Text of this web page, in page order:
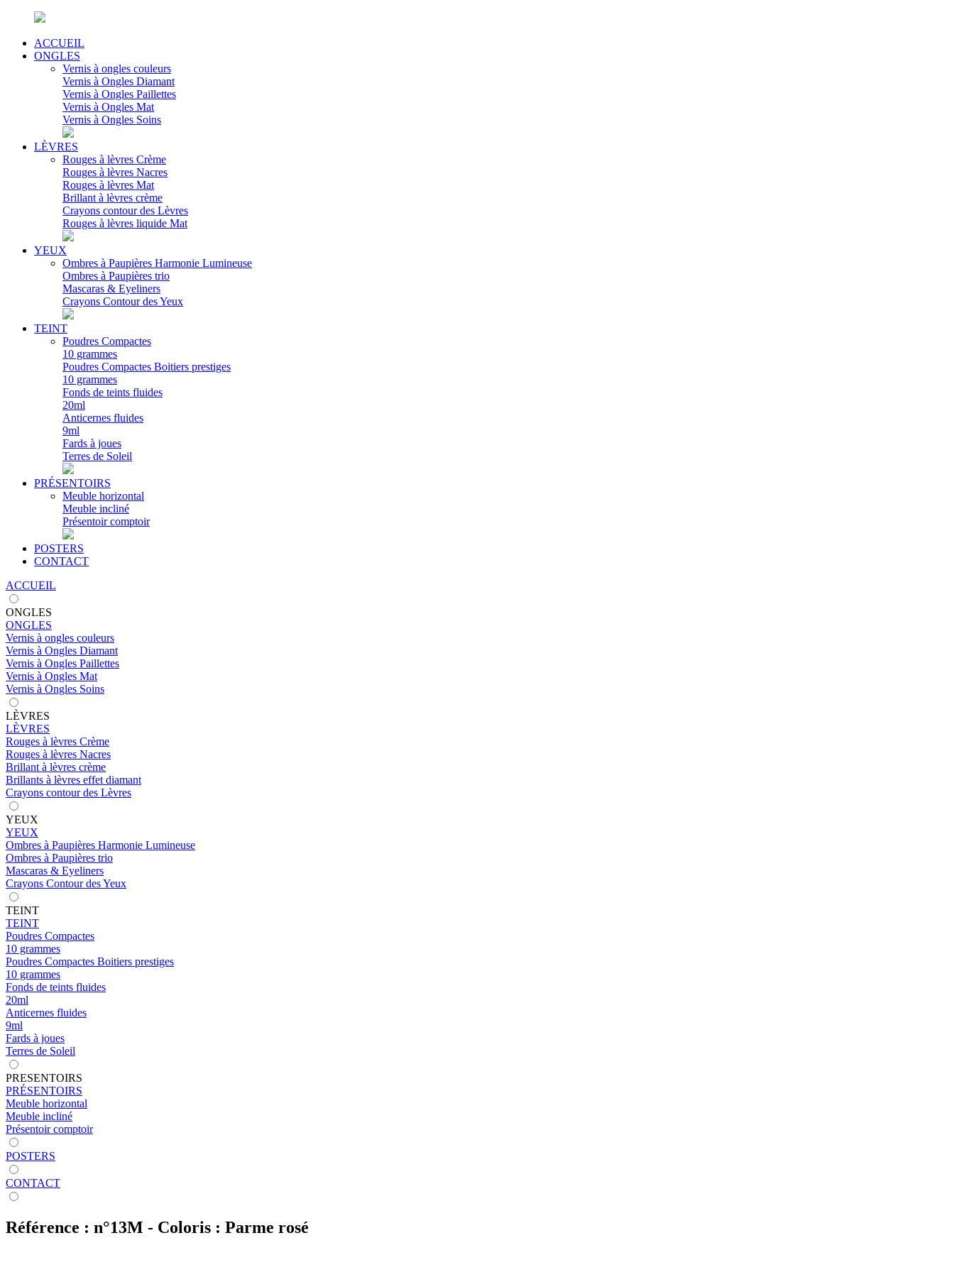
ACCUEIL
ONGLES
Vernis à ongles couleurs
Vernis à Ongles Diamant
Vernis à Ongles Paillettes
Vernis à Ongles Mat
Vernis à Ongles Soins
LÈVRES
Rouges à lèvres Crème
Rouges à lèvres Nacres
Rouges à lèvres Mat
Brillant à lèvres crème
Crayons contour des Lèvres
Rouges à lèvres liquide Mat
YEUX
Ombres à Paupières Harmonie Lumineuse
Ombres à Paupières trio
Mascaras & Eyeliners
Crayons Contour des Yeux
TEINT
Poudres Compactes
10 grammes
Poudres Compactes Boitiers prestiges
10 grammes
Fonds de teints fluides
20ml
Anticernes fluides
9ml
Fards à joues
Terres de Soleil
PRÉSENTOIRS
Meuble horizontal
Meuble incliné
Présentoir comptoir
POSTERS
CONTACT
ACCUEIL
ONGLES
ONGLES
Vernis à ongles couleurs
Vernis à Ongles Diamant
Vernis à Ongles Paillettes
Vernis à Ongles Mat
Vernis à Ongles Soins
LÈVRES
LÈVRES
Rouges à lèvres Crème
Rouges à lèvres Nacres
Brillant à lèvres crème
Brillants à lèvres effet diamant
Crayons contour des Lèvres
YEUX
YEUX
Ombres à Paupières Harmonie Lumineuse
Ombres à Paupières trio
Mascaras & Eyeliners
Crayons Contour des Yeux
TEINT
TEINT
Poudres Compactes
10 grammes
Poudres Compactes Boitiers prestiges
10 grammes
Fonds de teints fluides
20ml
Anticernes fluides
9ml
Fards à joues
Terres de Soleil
PRESENTOIRS
PRÉSENTOIRS
Meuble horizontal
Meuble incliné
Présentoir comptoir
POSTERS
CONTACT
Référence : n°13M - Coloris : Parme rosé